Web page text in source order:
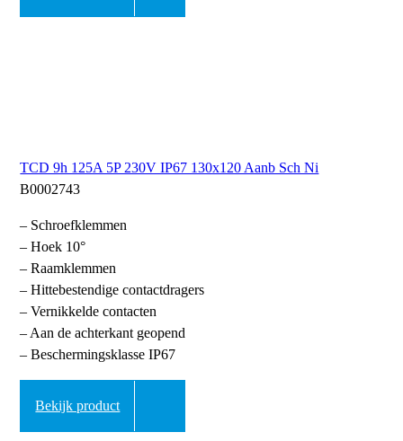
TCD 9h 125A 5P 230V IP67 130x120 Aanb Sch Ni
B0002743
– Schroefklemmen
– Hoek 10°
– Raamklemmen
– Hittebestendige contactdragers
– Vernikkelde contacten
– Aan de achterkant geopend
– Beschermingsklasse IP67
Bekijk product